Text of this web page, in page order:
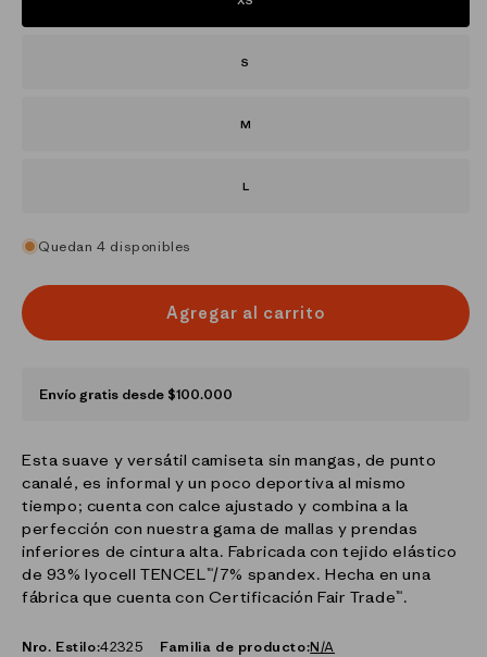
S
M
L
Quedan 4 disponibles
Agregar al carrito
Envío gratis desde $100.000
Esta suave y versátil camiseta sin mangas, de punto
canalé, es informal y un poco deportiva al mismo
tiempo; cuenta con calce ajustado y combina a la
perfección con nuestra gama de mallas y prendas
inferiores de cintura alta. Fabricada con tejido elástico
de 93% lyocell TENCEL™/7% spandex. Hecha en una
fábrica que cuenta con Certificación Fair Trade™.
Nro. Estilo:42325 Familia de producto:N/A